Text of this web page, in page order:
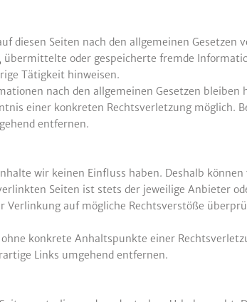
diesen Seiten nach den allgemeinen Gesetzen
oder gespeicherte fremde
Tätigkeit hinweisen.
nach den allgemeinen Gesetzen bleiben
einer konkreten Rechtsverletzung möglich.
entfernen.
wir keinen Einfluss haben. Deshalb können
Seiten ist stets der jeweilige Anbieter
auf mögliche Rechtsverstöße
konkrete Anhaltspunkte einer
Links umgehend entfernen.